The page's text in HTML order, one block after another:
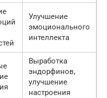
Улучшение
эмоционального
интеллекта
Выработка
эндорфинов,
улучшение
настроения